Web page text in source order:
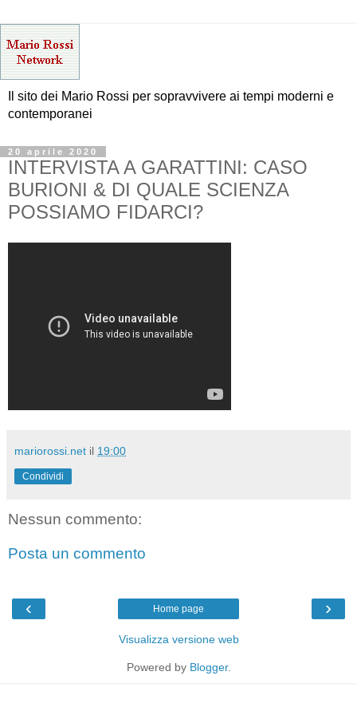
Il sito dei Mario Rossi per sopravvivere ai tempi moderni e
contemporanei
20 aprile 2020
INTERVISTA A GARATTINI: CASO
BURIONI & DI QUALE SCIENZA
POSSIAMO FIDARCI?
mariorossi.net il 19:00
Condividi
Nessun commento:
Posta un commento
‹ ›
Home page
Visualizza versione web
Powered by Blogger.